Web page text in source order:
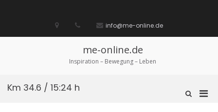
biete
/
Ich
suche
diese
Seite
info@me-online.de
me-online.de
Inspiration – Bewegung – Leben
Such-
Km 34.6 / 15:24 h